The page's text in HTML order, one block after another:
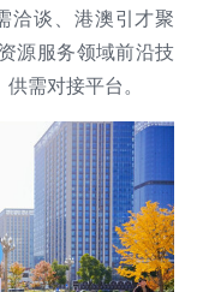
洽谈、港澳引才聚
源服务领域前沿技
需对接平台。